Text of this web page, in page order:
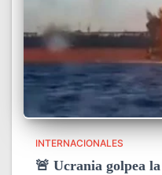
INTERNACIONALES
🚨 Ucrania golpea